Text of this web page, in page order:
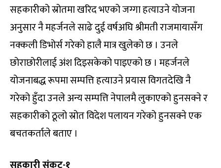
सहकारीको स्रोतमा खरिद भएको जग्गा हत्याउने योजना
अनुसार नै महर्जनले साढे दुई वर्षअघि श्रीमती राजमायासँग
नक्कली डिभोर्स गरेको हालै मात्र खुलेको छ । उनले
छोराछोरीलाई अंश दिइसकेको पाइएको छ । महर्जनले
योजनाबद्ध रूपमा सम्पत्ति हत्याउने प्रयास विगतदेखि नै
गरेको हुँदा उनले अन्य सम्पत्ति नेपालमै लुकाएको हुनसक्ने र
सहकारीको ठूलो स्रोत विदेश पलायन गरेको हुनसक्ने एक
बचतकर्ताले बताए ।